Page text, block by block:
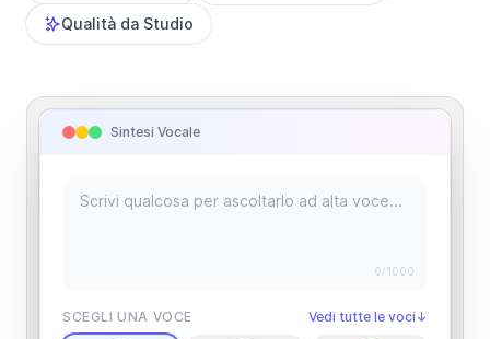
Qualità da Studio
Sintesi Vocale
0/1000
SCEGLI UNA VOCE Vedi tutte le voci ↓